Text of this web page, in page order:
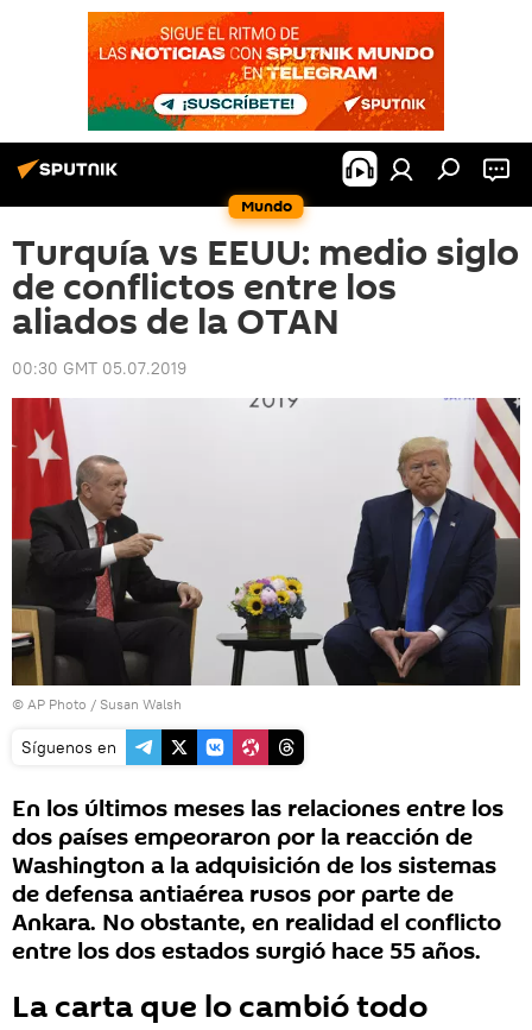
Mundo
Turquía vs EEUU: medio siglo
de conflictos entre los
aliados de la OTAN
00:30 GMT 05.07.2019
© AP Photo / Susan Walsh
Síguenos en
En los últimos meses las relaciones entre los
dos países empeoraron por la reacción de
Washington a la adquisición de los sistemas
de defensa antiaérea rusos por parte de
Ankara. No obstante, en realidad el conflicto
entre los dos estados surgió hace 55 años.
La carta que lo cambió todo